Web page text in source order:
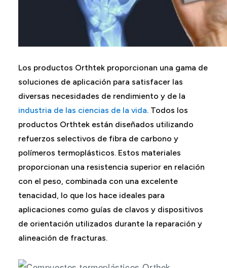
Los productos Orthtek proporcionan una gama de
soluciones de aplicación para satisfacer las
diversas necesidades de rendimiento y de la
industria de las ciencias de la vida. Todos los
productos Orthtek están diseñados utilizando
refuerzos selectivos de fibra de carbono y
polímeros termoplásticos. Estos materiales
proporcionan una resistencia superior en relación
con el peso, combinada con una excelente
tenacidad, lo que los hace ideales para
aplicaciones como guías de clavos y dispositivos
de orientación utilizados durante la reparación y
alineación de fracturas.